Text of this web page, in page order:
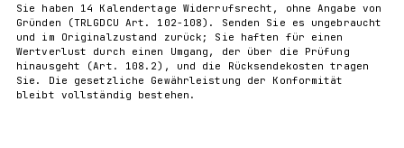
Sie haben 14 Kalendertage Widerrufsrecht, ohne Angabe von
Gründen (TRLGDCU Art. 102-108). Senden Sie es ungebraucht
und im Originalzustand zurück; Sie haften für einen
Wertverlust durch einen Umgang, der über die Prüfung
hinausgeht (Art. 108.2), und die Rücksendekosten tragen
Sie. Die gesetzliche Gewährleistung der Konformität
bleibt vollständig bestehen.